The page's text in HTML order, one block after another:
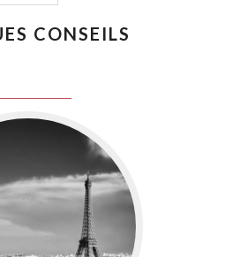
CONSEILS